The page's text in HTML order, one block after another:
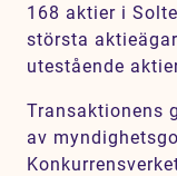
168 aktier i
största
utestående
Transaktionens
av